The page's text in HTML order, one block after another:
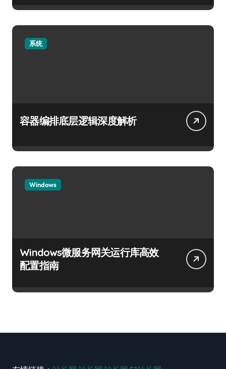
系统
容器编排底层逻辑深度解析
Windows
Windows微服务网关运行库高效
配置指南